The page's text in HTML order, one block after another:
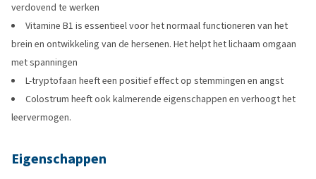
verdovend te werken
Vitamine B1 is essentieel voor het normaal functioneren van het
brein en ontwikkeling van de hersenen. Het helpt het lichaam omgaan
met spanningen
L-tryptofaan heeft een positief effect op stemmingen en angst
Colostrum heeft ook kalmerende eigenschappen en verhoogt het
leervermogen.
Eigenschappen